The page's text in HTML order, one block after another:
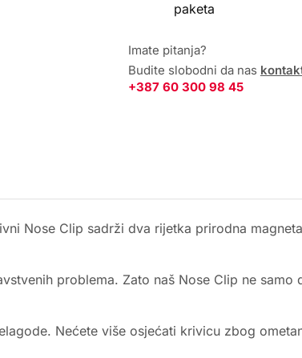
paketa
Imate pitanja?
Budite slobodni da nas
+387 60 300 98 45
Nose Clip sadrži dva rijetka prirodna
problema. Zato naš Nose Clip ne
Nećete više osjećati krivicu zbog